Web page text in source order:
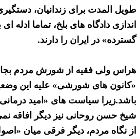
طویل المدت برای زندانیان،
اندازی دادگاه های بلخ، تماما ادله
گسترده» در ایران را دارند.
هراس ولی فقیه از شورش مردم بجان
«کانون های شورشی» علیه این
باشد.زیرا سیاست های «امید
شیخ حسن روحانی نیز دیگر افاقه
از نگاه مردم، دیگر فرقی میان